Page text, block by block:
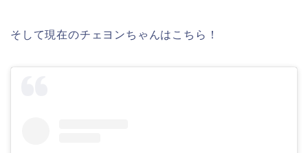
そして現在のチェヨンちゃんはこちら！